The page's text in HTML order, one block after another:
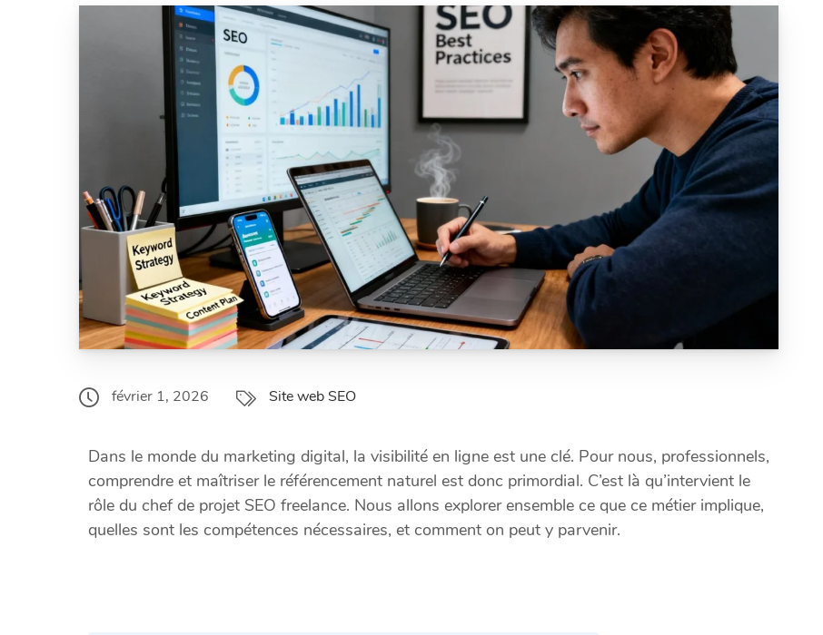
février 1, 2026 Site web SEO
Dans le monde du marketing digital, la visibilité en ligne est une clé. Pour nous, professionnels,
comprendre et maîtriser le référencement naturel est donc primordial. C’est là qu’intervient le
rôle du chef de projet SEO freelance. Nous allons explorer ensemble ce que ce métier implique,
quelles sont les compétences nécessaires, et comment on peut y parvenir.